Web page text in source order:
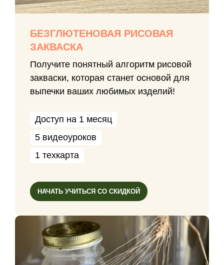
БЕЗГЛЮТЕНОВАЯ РИСОВАЯ
ЗАКВАСКА
Получите понятный алгоритм рисовой
закваски, которая станет основой для
выпечки ваших любимых изделий!
Доступ на 1 месяц
5 видеоуроков
1 техкарта
НАЧАТЬ УЧИТЬСЯ СО СКИДКОЙ